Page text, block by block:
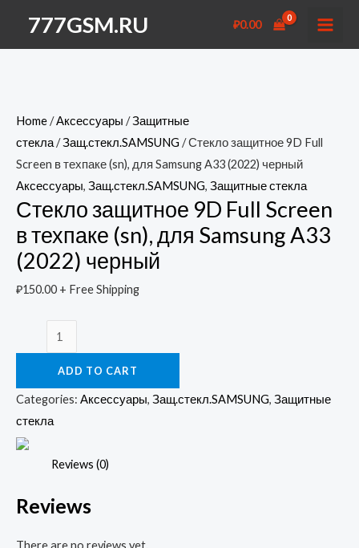
содержимому
777GSM.RU ₽0.00
Home/Аксессуары /Защитные
стекла/Защ.стекл.SAMSUNG / Стекло защитное 9D Full
Screen в техпаке (sn), для Samsung A33 (2022) черный
Аксессуары, Защ.стекл.SAMSUNG, Защитные стекла
Стекло защитное 9D Full Screen
в техпаке (sn), для Samsung A33
(2022) черный
₽150.00 + Free Shipping
защитное
Full
Screen
в
техпаке
для
ADD TO CART
Categories: Аксессуары, Защ.стекл.SAMSUNG, Защитные
стекла
Reviews (0)
Reviews
There are no reviews yet.